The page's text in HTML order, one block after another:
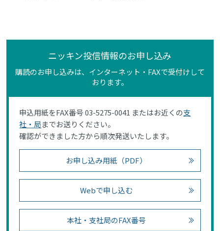
ニッキン投信情報のお申し込み
購読のお申し込みは、インターネット・FAXで受付けして
おります。
申込用紙をFAX番号 03-5275-0041 またはお近くの支
社・局までお送りください。
確認ができました方から順次発送いたします。
お申し込み用紙（PDF）
Webで申し込む
本社・支社局のFAX番号